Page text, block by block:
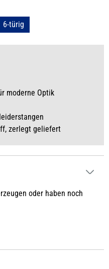
moderne Optik
zerlegt geliefert
6-türig
oder haben noch